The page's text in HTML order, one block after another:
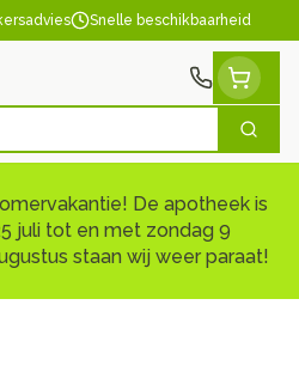
Snelle beschikbaarheid
Zoek
De apotheek is
juli tot en met zondag 9
staan wij weer paraat!